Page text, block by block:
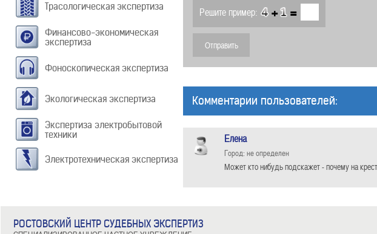
Трасологическая экспертиза
Финансово-экономическая
экспертиза
Фоноскопическая экспертиза
Экологическая экспертиза
Экспертиза электробытовой
техники
Электротехническая экспертиза
Решите пример: + =
Комментарии пользователей:
Елена
Город: не определен
Может кто нибудь подскажет - почему на
РОСТОВСКИЙ ЦЕНТР СУДЕБНЫХ ЭКСПЕРТИЗ